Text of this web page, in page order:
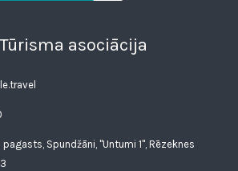
asociācija
Spundžāni, "Untumi 1", Rēzeknes